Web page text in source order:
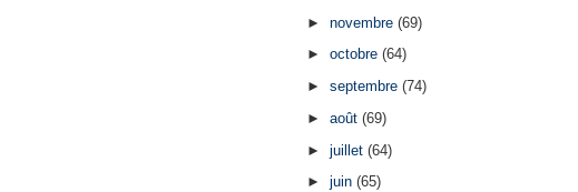
► novembre (69)
► octobre (64)
► septembre (74)
► août (69)
► juillet (64)
► juin (65)